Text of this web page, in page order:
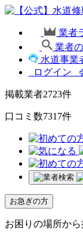
業者
業者
水道事業
ログイン
掲載業者2723件
口コミ数7317件
お急ぎの方
お困りの場所から